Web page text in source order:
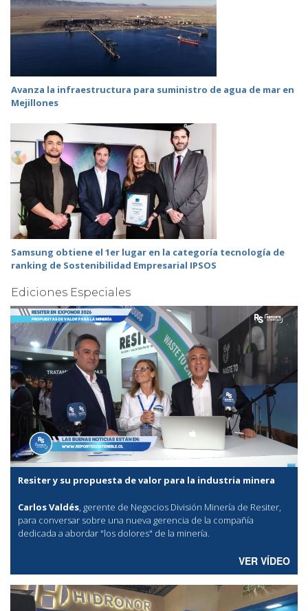
Avanza la infraestructura para suministro de agua de mar en
Mejillones
Samsung obtiene el 1er lugar en la categoría tecnología de
ranking de Sostenibilidad Empresarial IPSOS
Ediciones Especiales
Resiter y su propuesta de valor para la industria minera
Carlos Valdés, gerente de Negocios División Minería de Resiter,
para conversar sobre una nueva gerencia de la compañía
dedicada a abordar "los dolores" de la minería.
VER VÍDEO